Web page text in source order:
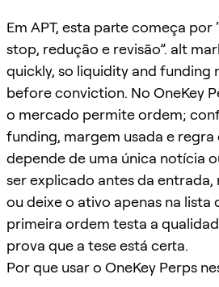
Em APT, esta parte começa por
stop, redução e revisão”. alt
quickly, so liquidity and funding
before conviction. No OneKey
o mercado permite ordem;
funding, margem usada e regra
depende de uma única notícia
ser explicado antes da
ou deixe o ativo apenas na lista
primeira ordem testa a
prova que a tese está certa.
Por que usar o OneKey Perps